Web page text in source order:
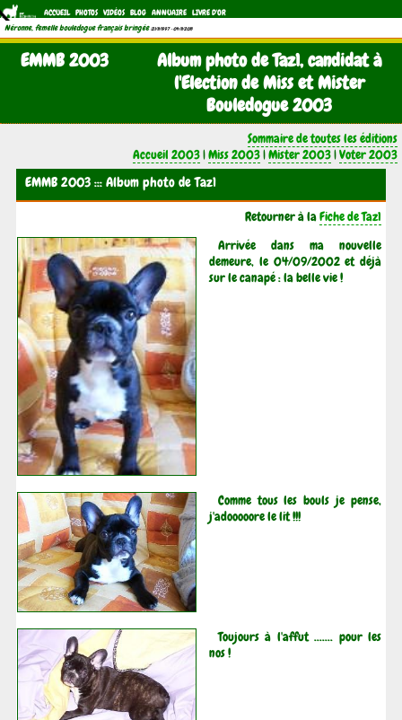
ACCUEIL PHOTOS VIDÉOS BLOG ANNUAIRE LIVRE D'OR
Néronne, femelle bouledogue français bringée (21/11/1997 - 04/11/2011)
EMMB 2003
Album photo de Taz1, candidat à
l'Election de Miss et Mister
Bouledogue 2003
Sommaire de toutes les éditions
Accueil 2003|Miss 2003|Mister 2003|Voter 2003
EMMB 2003 ::: Album photo de Taz1
Retourner à laFiche de Taz1
Arrivée dans ma nouvelle
demeure, le 04/09/2002 et déjà
sur le canapé : la belle vie !
Comme tous les bouls je pense,
j'adooooore le lit !!!
Toujours à l'affut ....... pour les
nos !